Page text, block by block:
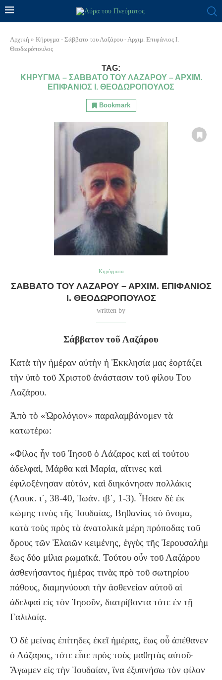
Αρχική » Κήρυγμα - Σάββατο του Λαζάρου - Αρχιμ. Επιφάνιος Ι.
Θεοδωρόπουλος
TAG:
ΚΉΡΥΓΜΑ – ΣΆΒΒΑΤΟ ΤΟΥ ΛΑΖΆΡΟΥ – ΑΡΧΙΜ.
ΕΠΙΦΆΝΙΟΣ Ι. ΘΕΟΔΩΡΌΠΟΥΛΟΣ
Bookmark
Κηρύγματα
ΣΆΒΒΑΤΟ ΤΟΥ ΛΑΖΆΡΟΥ – ΑΡΧΙΜ. ΕΠΙΦΆΝΙΟΣ
Ι. ΘΕΟΔΩΡΌΠΟΥΛΟΣ
written by
Σάββατον τοῦ Λαζάρου
Κατὰ τὴν ἡμέραν αὐτὴν ἡ Ἐκκλησία μας ἑορτάζει
τὴν ὑπὸ τοῦ Χριστοῦ ἀνάστασιν τοῦ φίλου Του
Λαζάρου.
Ἀπὸ τὸ «Ὠρολόγιον» παραλαμβάνομεν τὰ
κατωτέρω:
«Φίλος ἦν τοῦ Ἰησοῦ ὁ Λάζαρος καὶ αἱ τούτου
ἀδελφαί, Μάρθα καὶ Μαρία, αἵτινες καὶ
ἐφιλοξένησαν αὐτόν, καὶ διηκόνησαν πολλάκις
(Λουκ. ι΄, 38-40, Ἰωάν. ιβ΄, 1-3). Ἦσαν δὲ ἐκ
κώμης τινὸς τῆς Ἰουδαίας, Βηθανίας τὸ ὄνομα,
κατὰ τοὺς πρὸς τὰ ἀνατολικὰ μέρη πρόποδας τοῦ
ὄρους τῶν Ἐλαιῶν κειμένης, ἐγγὺς τῆς Ἱερουσαλὴμ
ἕως δύο μίλια ρωμαϊκά. Τούτου οὖν τοῦ Λαζάρου
ἀσθενήσαντος ἡμέρας τινὰς πρὸ τοῦ σωτηρίου
πάθους, διαμηνύουσι τὴν ἀσθενείαν αὐτοῦ αἱ
ἀδελφαὶ εἰς τὸν Ἰησοῦν, διατρίβοντα τότε ἐν τῇ
Γαλιλαίᾳ.
Ὁ δὲ μείνας ἐπίτηδες ἐκεῖ ἡμέρας, ἔως οὗ ἀπέθανεν
ὁ Λάζαρος, τότε εἶπε πρὸς τοὺς μαθητὰς αὐτοῦ·
Ἄγωμεν εἰς τὴν Ἰουδαίαν, ἵνα ἐξυπνήσω τὸν φίλον